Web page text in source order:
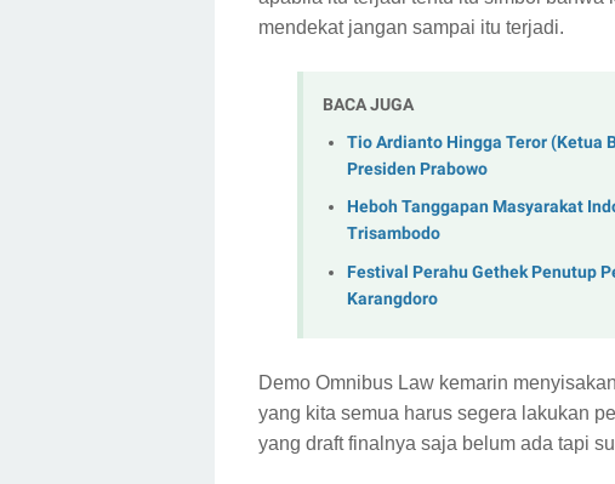
mendekat jangan sampai itu terjadi.
BACA JUGA
Tio Ardianto Hingga Teror (Ketua
Presiden Prabowo
Heboh Tanggapan Masyarakat
Trisambodo
Festival Perahu Gethek Penutup
Karangdoro
Demo Omnibus Law kemarin
yang kita semua harus segera lakukan
yang draft finalnya saja belum ada tapi